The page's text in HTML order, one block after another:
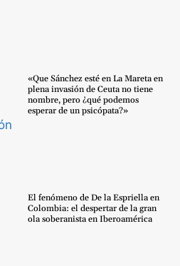
«Que Sánchez esté en La Mareta en
plena invasión de Ceuta no tiene
nombre, pero ¿qué podemos
esperar de un psicópata?»
El fenómeno de De la Espriella en
Colombia: el despertar de la gran
ola soberanista en Iberoamérica